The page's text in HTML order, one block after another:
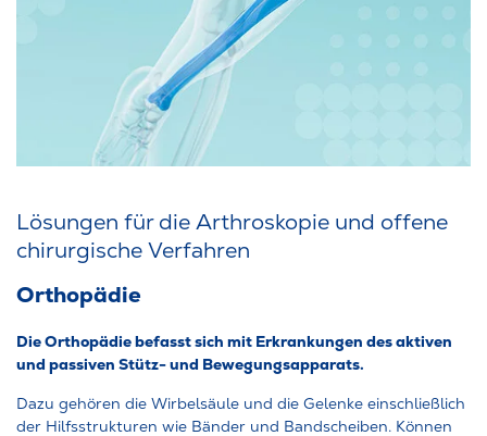
Lösungen für die Arthroskopie und offene
chirurgische Verfahren
Orthopädie
Die Orthopädie befasst sich mit Erkrankungen des aktiven
und passiven Stütz- und Bewegungs­apparats.
Dazu gehören die Wirbelsäule und die Gelenke einschließlich
der Hilfsstrukturen wie Bänder und Bandscheiben. Können